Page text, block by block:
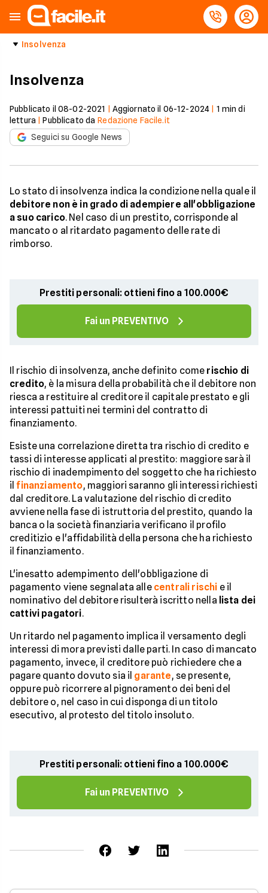
Insolvenza
Insolvenza
Pubblicato il 08-02-2021 Aggiornato il 06-12-2024 1 min di
lettura |Pubblicato da Redazione Facile.it
Seguici su Google News
Lo stato di insolvenza indica la condizione nella quale il
debitore non è in grado di adempiere all'obbligazione
a suo carico. Nel caso di un prestito, corrisponde al
mancato o al ritardato pagamento delle rate di
rimborso.
Prestiti personali: ottieni fino a 100.000€
Fai un PREVENTIVO
Il rischio di insolvenza, anche definito come rischio di
credito, è la misura della probabilità che il debitore non
riesca a restituire al creditore il capitale prestato e gli
interessi pattuiti nei termini del contratto di
finanziamento.
Esiste una correlazione diretta tra rischio di credito e
tassi di interesse applicati al prestito: maggiore sarà il
rischio di inadempimento del soggetto che ha richiesto
ilfinanziamento, maggiori saranno gli interessi richiesti
dal creditore. La valutazione del rischio di credito
avviene nella fase di istruttoria del prestito, quando la
banca o la società finanziaria verificano il profilo
creditizio e l'affidabilità della persona che ha richiesto
il finanziamento.
L'inesatto adempimento dell'obbligazione di
pagamento viene segnalata alle centrali rischi e il
nominativo del debitore risulterà iscritto nella lista dei
cattivi pagatori.
Un ritardo nel pagamento implica il versamento degli
interessi di mora previsti dalle parti. In caso di mancato
pagamento, invece, il creditore può richiedere che a
pagare quanto dovuto sia il garante, se presente,
oppure può ricorrere al pignoramento dei beni del
debitore o, nel caso in cui disponga di un titolo
esecutivo, al protesto del titolo insoluto.
Prestiti personali: ottieni fino a 100.000€
Fai un PREVENTIVO